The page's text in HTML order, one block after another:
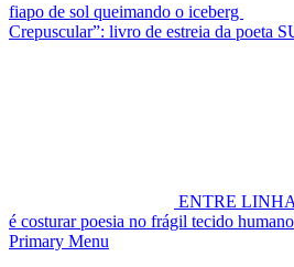
fiapo de sol queimando o iceberg
Crepuscular”: livro de estreia da poeta
ENTRE
é costurar poesia no frágil tecido humano
Primary Menu